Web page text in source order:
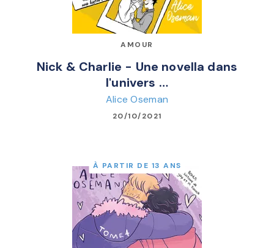
AMOUR
Nick & Charlie - Une novella dans
l'univers …
Alice Oseman
20/10/2021
À PARTIR DE 13 ANS